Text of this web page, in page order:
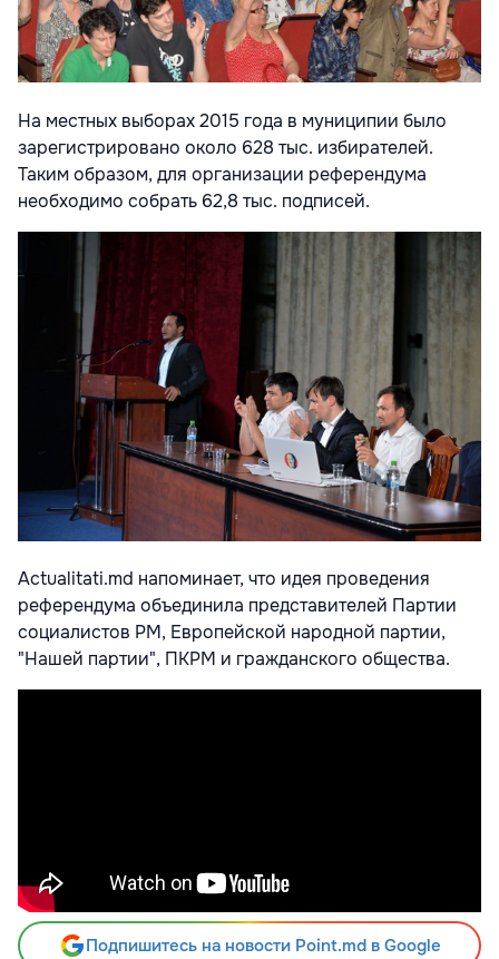
На местных выборах 2015 года в муниципии было
зарегистрировано около 628 тыс. избирателей.
Таким образом, для организации референдума
необходимо собрать 62,8 тыс. подписей.
Actualitati.md напоминает, что идея проведения
референдума объединила представителей Партии
социалистов РМ, Европейской народной партии,
"Нашей партии", ПКРМ и гражданского общества.
Подпишитесь на новости Point.md в Google